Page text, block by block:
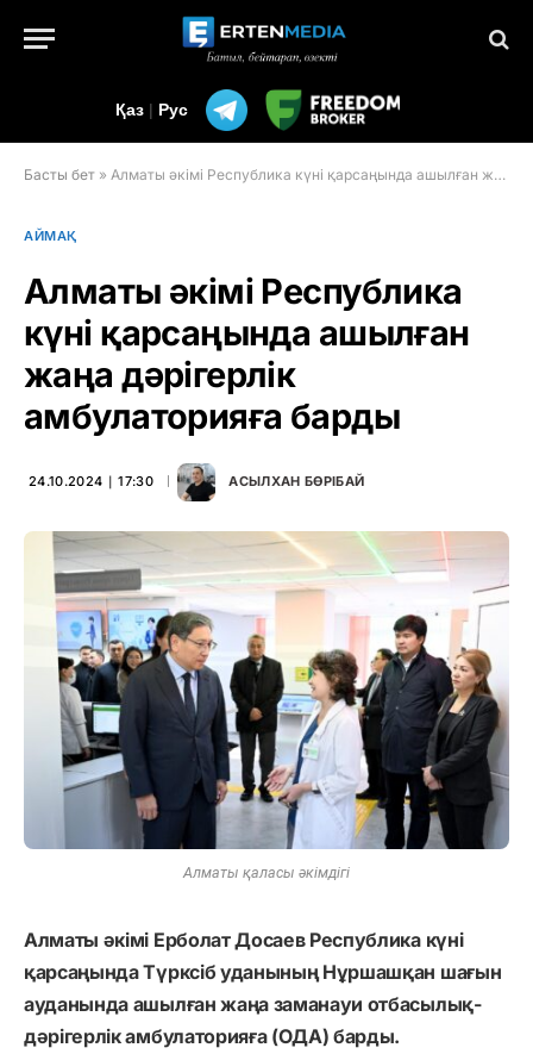
Қаз | Рус
Басты бет » Алматы әкімі Республика күні қарсаңында ашылған жаңа дәрігерлік амбулаторияға барды
АЙМАҚ
Алматы әкімі Республика
күні қарсаңында ашылған
жаңа дәрігерлік
амбулаторияға барды
24.10.2024 ∣ 17:30 АСЫЛХАН БӨРІБАЙ
Алматы қаласы әкімдігі
Алматы әкімі Ерболат Досаев Республика күні
қарсаңында Түрксіб уданының Нұршашқан шағын
ауданында ашылған жаңа заманауи отбасылық-
дәрігерлік амбулаторияға (ОДА) барды.